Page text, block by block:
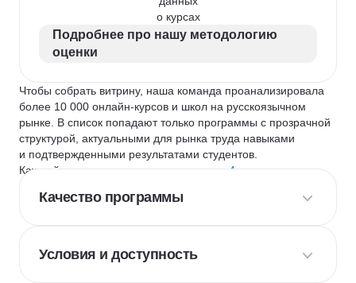
о курсах
Подробнее про нашу методологию
оценки
Чтобы собрать витрину, наша команда проанализировала
более 10 000 онлайн-курсов и школ на русскоязычном
рынке. В список попадают только программы с прозрачной
структурой, актуальными для рынка труда навыками
и подтвержденными результатами студентов.
Каждый курс и школу мы оцениваем по
4 критериям
Качество программы
Условия и доступность